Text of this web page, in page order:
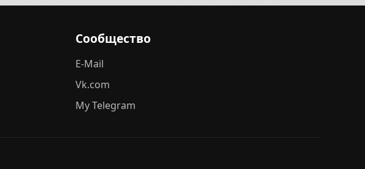
Сообщество
E-Mail
Vk.com
My Telegram